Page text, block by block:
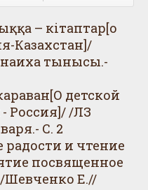
– кітаптар[о
Казахстан]/
тынысы.-
детской
Россия]/ /ЛЗ
С. 2
и чтение
посвященное
/Шевченко Е.//